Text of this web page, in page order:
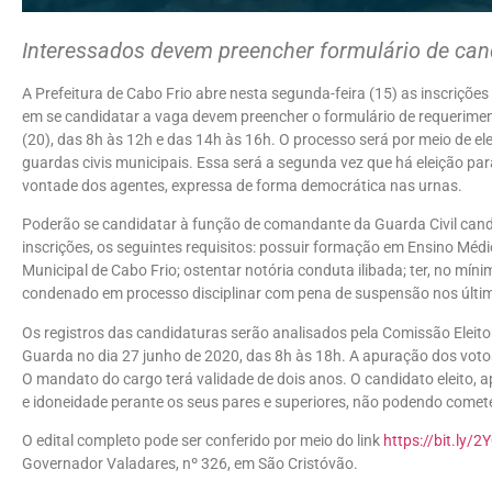
Interessados devem preencher formulário de
A Prefeitura de Cabo Frio abre nesta segunda-feira (15) as
em se candidatar a vaga devem preencher o formulário de
(20), das 8h às 12h e das 14h às 16h. O processo será por meio de
guardas civis municipais. Essa será a segunda vez que há eleição
vontade dos agentes, expressa de forma democrática nas urnas.
Poderão se candidatar à função de comandante da Guarda Civil
inscrições, os seguintes requisitos: possuir formação em Ensino
Municipal de Cabo Frio; ostentar notória conduta ilibada; ter, no
condenado em processo disciplinar com pena de suspensão nos
Os registros das candidaturas serão analisados pela Comissão
Guarda no dia 27 junho de 2020, das 8h às 18h. A apuração dos
O mandato do cargo terá validade de dois anos. O candidato eleito,
e idoneidade perante os seus pares e superiores, não podendo
O edital completo pode ser conferido por meio do link https://bit.ly/
Governador Valadares, nº 326, em São Cristóvão.